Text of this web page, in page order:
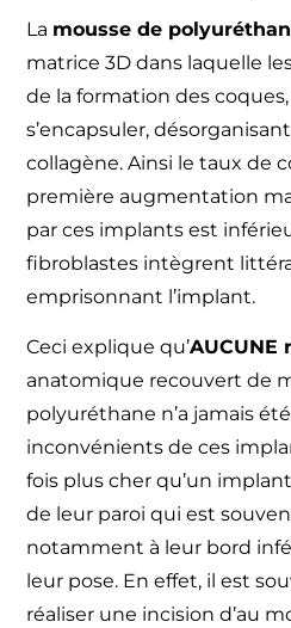
La mousse de
matrice 3D dans laquelle
de la formation des
s’encapsuler,
collagène. Ainsi le taux de
première augmentation
par ces implants est
fibroblastes intègrent
emprisonnant l’implant.
Ceci explique qu’AUCUNE
anatomique recouvert de
polyuréthane n’a jamais
inconvénients de ces
fois plus cher qu’un
de leur paroi qui est
notamment à leur bord
leur pose. En effet, il est
réaliser une incision d’au